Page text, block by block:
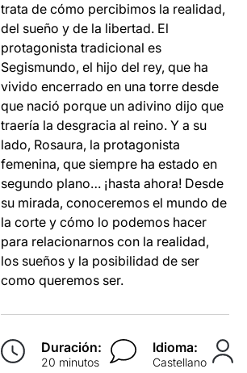
trata de cómo percibimos la realidad,
del sueño y de la libertad. El
protagonista tradicional es
Segismundo, el hijo del rey, que ha
vivido encerrado en una torre desde
que nació porque un adivino dijo que
traería la desgracia al reino. Y a su
lado, Rosaura, la protagonista
femenina, que siempre ha estado en
segundo plano… ¡hasta ahora! Desde
su mirada, conoceremos el mundo de
la corte y cómo lo podemos hacer
para relacionarnos con la realidad,
los sueños y la posibilidad de ser
como queremos ser.
Duración:
20 minutos
Idioma:
Castellano